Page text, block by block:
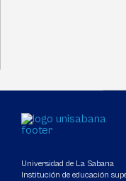
Universidad de La Sabana
Institución de educación